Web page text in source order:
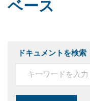
ベース
ドキュメントを検索